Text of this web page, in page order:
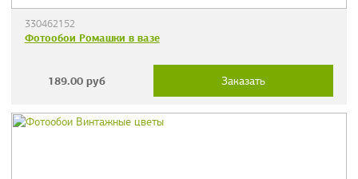
330462152
Фотообои Ромашки в вазе
189.00 руб Заказать